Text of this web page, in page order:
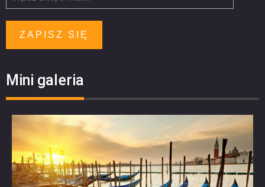
ZAPISZ SIĘ
Mini galeria